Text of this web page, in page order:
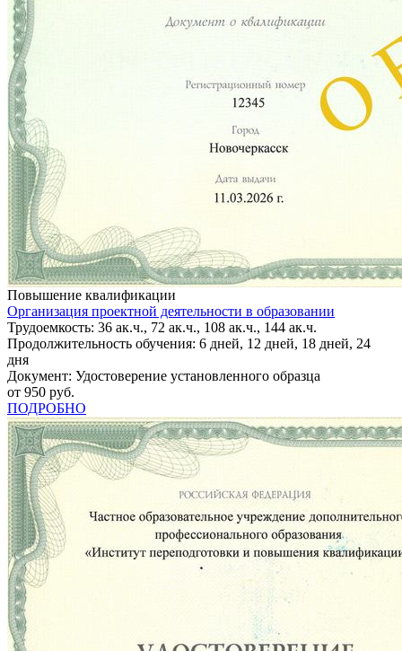
Повышение квалификации
Организация проектной деятельности в образовании
Трудоемкость: 36 ак.ч., 72 ак.ч., 108 ак.ч., 144 ак.ч.
Продолжительность обучения: 6 дней, 12 дней, 18 дней, 24
дня
Документ: Удостоверение установленного образца
от 950 руб.
ПОДРОБНО